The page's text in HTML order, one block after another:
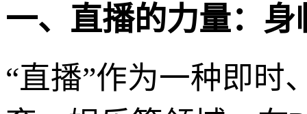
一、直播的力量：
“直播”作为一种即时